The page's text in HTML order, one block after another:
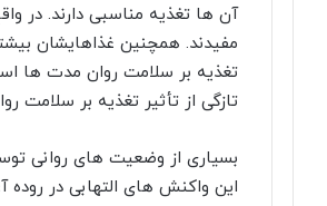
آن ها تغذیه مناسبی دارند. در
مفیدند. همچنین غذاهایشان
تغذیه بر سلامت روان مدت ها
تازگی از تأثیر تغذیه بر سلامت
بسیاری از وضعیت های روانی